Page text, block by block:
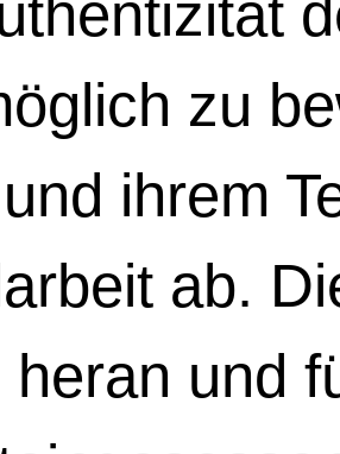
zu
ihrem
ab.
heran und